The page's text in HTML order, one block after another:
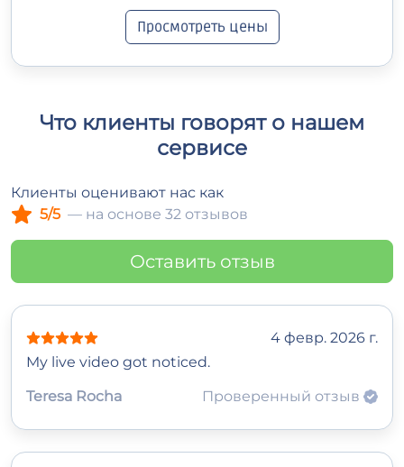
Просмотреть цены
Что клиенты говорят о нашем
сервисе
Клиенты оценивают нас как
5/5 — на основе 32 отзывов
Оставить отзыв
4 февр. 2026 г.
My live video got noticed.
Teresa Rocha
Проверенный отзыв